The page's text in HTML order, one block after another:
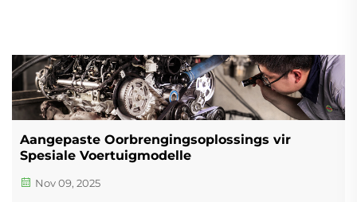
Aangepaste Oorbrengingsoplossings vir
Spesiale Voertuigmodelle
Nov 09, 2025